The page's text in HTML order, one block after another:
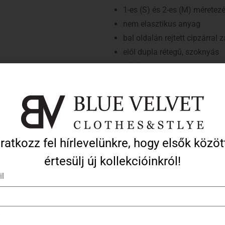
1-es (S) és 2-es (M)
nem elasztikus anyag
bal oldalán rejtett cipzárral
elől dupla rétegű, szoknyás
mini
alacsony hőfokon mosható
normál illeszkedés
A modell által viselt méret: 1-es (S)
A modell méretei: 173 cm magas,
fel hírlevelünkre, hogy elsők
értesülj új kollekcióinkról!